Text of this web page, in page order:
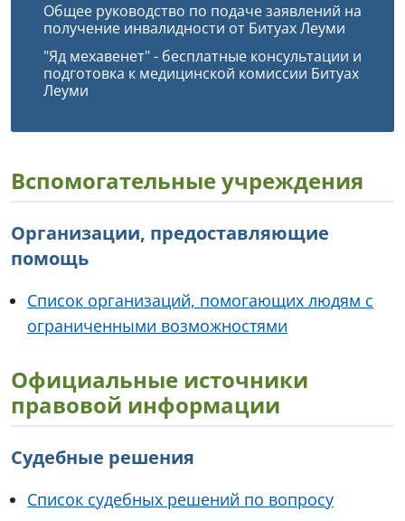
Общее руководство по подаче заявлений на
получение инвалидности от Битуах Леуми
"Яд мехавенет" - бесплатные консультации и
подготовка к медицинской комиссии Битуах
Леуми
Вспомогательные учреждения
Организации, предоставляющие
помощь
Список организаций, помогающих людям с
ограниченными возможностями
Официальные источники
правовой информации
Судебные решения
Список судебных решений по вопросу